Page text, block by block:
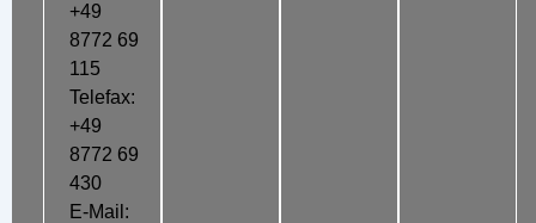
+49
8772 69
115
Telefax:
+49
8772 69
430
E-Mail: